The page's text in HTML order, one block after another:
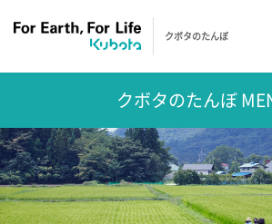
クボタのたんぼ
クボタのたんぼ